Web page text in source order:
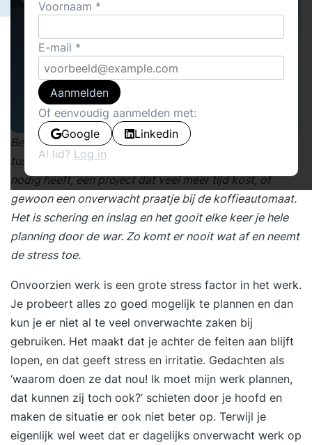
Ben je net lekker aan het werk, komt er weer iets
tussendoor. Een spoedklus, een collega die je hulp
nodig heeft, een project dat veel meer tijd kost, of
gewoon een onverwacht praatje bij de koffieautomaat.
Het is schering en inslag en het gooit elke keer je hele
planning door de war. Zo komt er nooit wat af en neemt
de stress toe.
Onvoorzien werk is een grote stress factor in het werk.
Je probeert alles zo goed mogelijk te plannen en dan
kun je er niet al te veel onverwachte zaken bij
gebruiken. Het maakt dat je achter de feiten aan blijft
lopen, en dat geeft stress en irritatie. Gedachten als
‘waarom doen ze dat nou! Ik moet mijn werk plannen,
dat kunnen zij toch ook?’ schieten door je hoofd en
maken de situatie er ook niet beter op. Terwijl je
eigenlijk wel weet dat er dagelijks onverwacht werk op
Voornaam
E-mail
Aanmelden
Of eenvoudig aanmelden met:
Google
Linkedin
Al lid? Log in